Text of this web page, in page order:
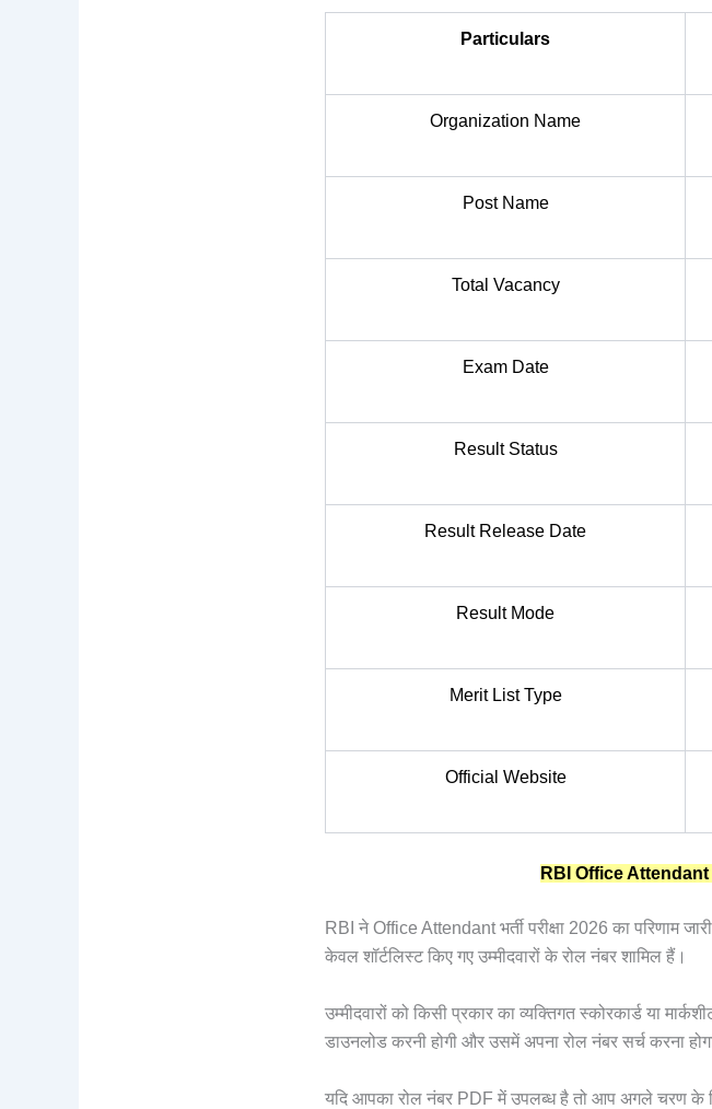
Particulars
Organization Name
Post Name
Total Vacancy
Exam Date
Result Status
Result Release Date
Result Mode
Merit List Type
Official Website
RBI Office
RBI ने Office Attendant भर्ती परीक्षा 2026 का परिणाम
केवल शॉर्टलिस्ट किए गए उम्मीदवारों के रोल नंबर शामिल हैं।
उम्मीदवारों को किसी प्रकार का व्यक्तिगत स्कोरकार्ड या
डाउनलोड करनी होगी और उसमें अपना रोल नंबर सर्च करना
यदि आपका रोल नंबर PDF में उपलब्ध है तो आप अगले चरण के